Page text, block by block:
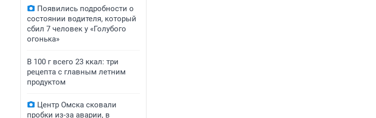
Появились подробности о
состоянии водителя, который
сбил 7 человек у «Голубого
огонька»
В 100 г всего 23 ккал: три
рецепта с главным летним
продуктом
Центр Омска сковали
пробки из-за аварии, в